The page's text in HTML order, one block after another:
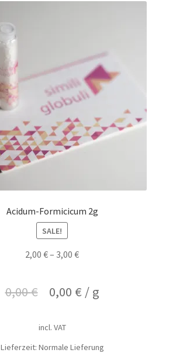
Acidum-Formicicum 2g
SALE!
2,00 €– 3,00 €
0,00€ 0,00 € / g
incl. VAT
Lieferzeit: Normale Lieferung